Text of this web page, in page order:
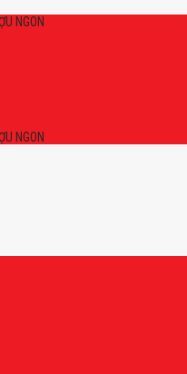
NGON
NGON